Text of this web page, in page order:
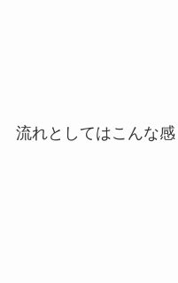
流れとしてはこんな感